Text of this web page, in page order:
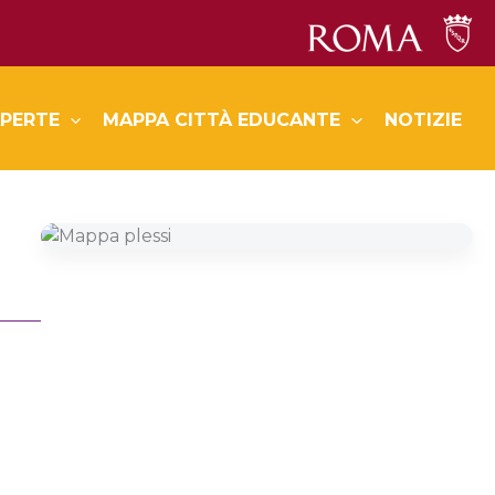
MAPPA CITTÀ EDUCANTE NOTIZIE